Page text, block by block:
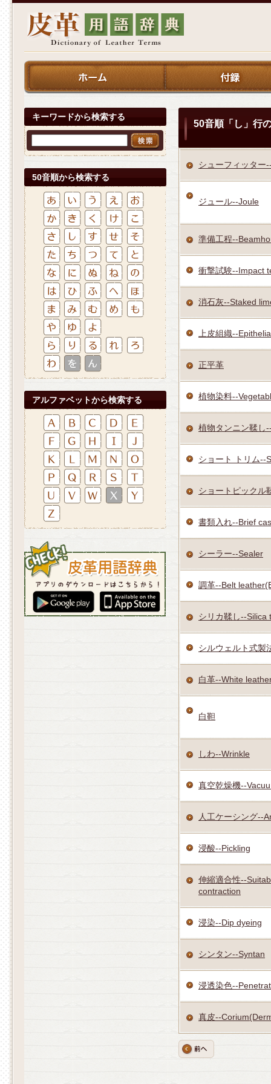
キーワードから検索する
50音順から検索する
アルファベットから検索する
50音順「し」行
シューフィッター
ジュール--Joule
準備工程--
衝撃試験--Impact
消石灰--Staked
上皮組織--
正平革
植物染料--
植物タンニン鞣し
ショート トリム--
ショートピックル
書類入れ--Brief
シーラー--Sealer
調革--Belt
シリカ鞣し--Silica
シルウェルト式製
白革--White
白靼
しわ--Wrinkle
真空乾燥機--
人工ケーシング--
浸酸--Pickling
伸縮適合性--
contraction
浸染--Dip dyeing
シンタン--Syntan
浸透染色--
真皮--